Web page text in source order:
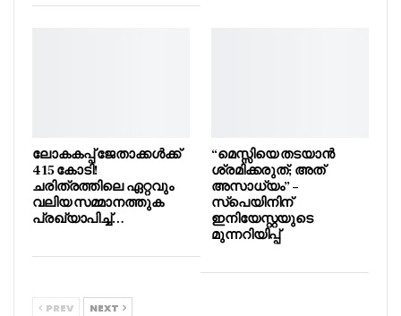
ലോകകപ്പ് ജേതാക്കൾക്ക്
415 കോടി!
ചരിത്രത്തിലെ ഏറ്റവും
വലിയ സമ്മാനത്തുക
പ്രഖ്യാപിച്ച്…
“മെസ്സിയെ തടയാൻ
ശ്രമിക്കരുത്; അത്
അസാധ്യം” –
സ്പെയിനിന്
ഇനിയേസ്റ്റയുടെ
മുന്നറിയിപ്പ്
PREV NEXT